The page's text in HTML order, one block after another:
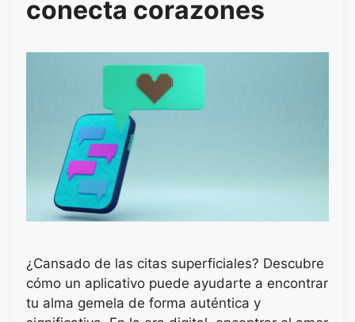
conecta corazones
¿Cansado de las citas superficiales? Descubre
cómo un aplicativo puede ayudarte a encontrar
tu alma gemela de forma auténtica y